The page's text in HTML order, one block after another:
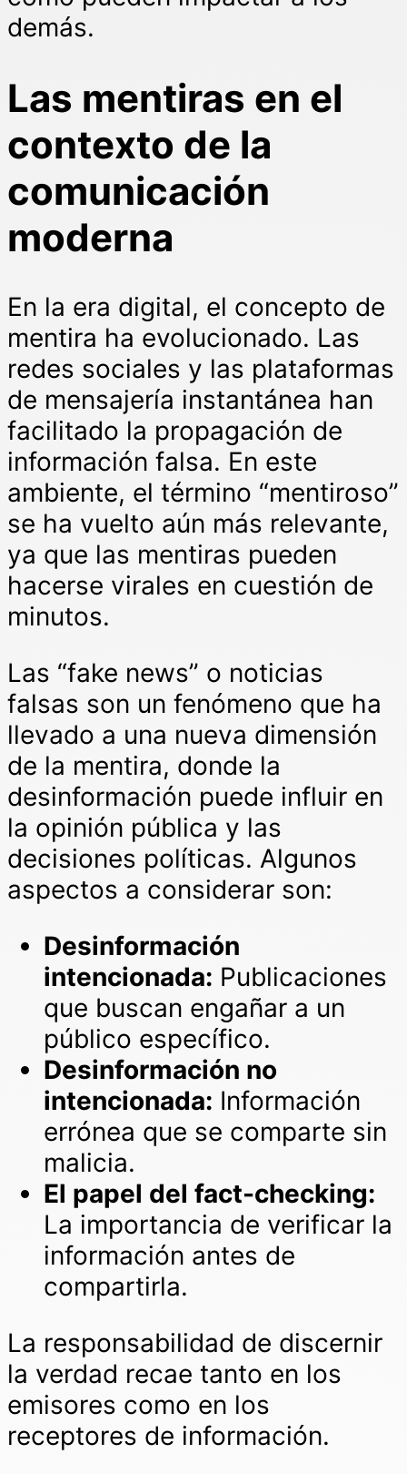
demás.
Las mentiras en el
contexto de la
comunicación
moderna
En la era digital, el concepto de
mentira ha evolucionado. Las
redes sociales y las plataformas
de mensajería instantánea han
facilitado la propagación de
información falsa. En este
ambiente, el término “mentiroso”
se ha vuelto aún más relevante,
ya que las mentiras pueden
hacerse virales en cuestión de
minutos.
Las “fake news” o noticias
falsas son un fenómeno que ha
llevado a una nueva dimensión
de la mentira, donde la
desinformación puede influir en
la opinión pública y las
decisiones políticas. Algunos
aspectos a considerar son:
Desinformación
intencionada: Publicaciones
que buscan engañar a un
público específico.
Desinformación no
intencionada: Información
errónea que se comparte sin
malicia.
El papel del fact-checking:
La importancia de verificar la
información antes de
compartirla.
La responsabilidad de discernir
la verdad recae tanto en los
emisores como en los
receptores de información.